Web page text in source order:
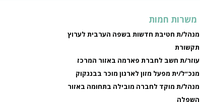
משרות חמות
מנהל/ת חטיבת חדשות בשפה הערבית לערוץ
תקשורת
עוזר/ת חשב לחברת פארמה באזור המרכז
מנכ״ל/ית מפעל מזון לארגון מוכר בבנגקוק
מנהל/ת מוקד לחברה מובילה בתחומה באזור
השפלה